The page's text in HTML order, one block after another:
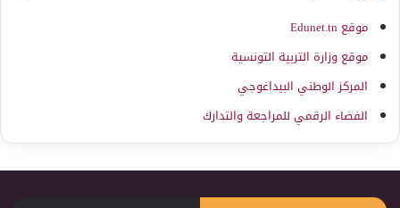
موقع Edunet.tn
موقع وزارة التربية التونسية
المركز الوطني البيداغوجي
الفضاء الرقمي للمراجعة والتدارك